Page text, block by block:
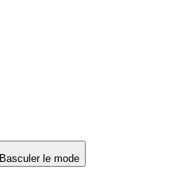
Basculer le mode